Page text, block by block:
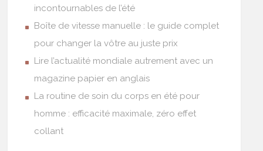
incontournables de l’été
Boîte de vitesse manuelle : le guide complet
pour changer la vôtre au juste prix
Lire l’actualité mondiale autrement avec un
magazine papier en anglais
La routine de soin du corps en été pour
homme : efficacité maximale, zéro effet
collant